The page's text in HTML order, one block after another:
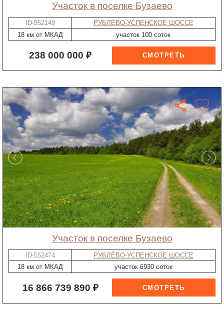
участок в поселке Бузаево
ID-552149
РУБЛЁВО-УСПЕНСКОЕ ШОССЕ
18 км от МКАД
участок 100 соток
238 000 000 ₽
участок в поселке Бузаево
ID-552474
РУБЛЁВО-УСПЕНСКОЕ ШОССЕ
18 км от МКАД
участок 6930 соток
16 866 739 890 ₽